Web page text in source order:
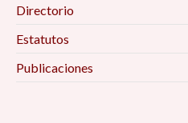
Directorio
Estatutos
Publicaciones